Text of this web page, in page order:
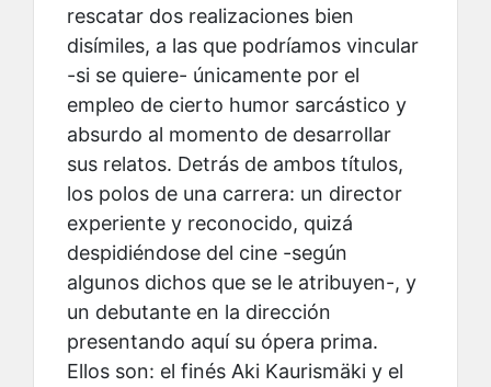
rescatar dos realizaciones bien
disímiles, a las que podríamos vincular
-si se quiere- únicamente por el
empleo de cierto humor sarcástico y
absurdo al momento de desarrollar
sus relatos. Detrás de ambos títulos,
los polos de una carrera: un director
experiente y reconocido, quizá
despidiéndose del cine -según
algunos dichos que se le atribuyen-, y
un debutante en la dirección
presentando aquí su ópera prima.
Ellos son: el finés Aki Kaurismäki y el